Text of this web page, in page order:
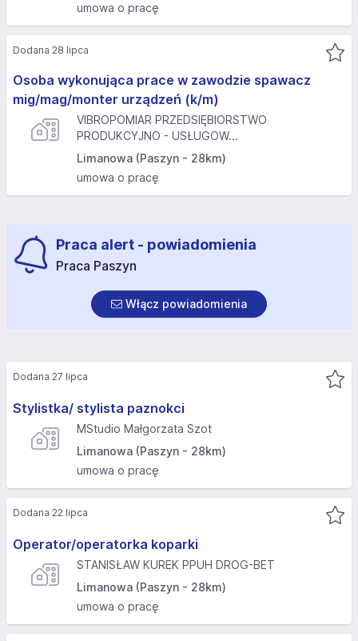
umowa o pracę
Osoba wykonująca prace w zawodzie spawacz
mig/mag/monter urządzeń (k/m)
VIBROPOMIAR PRZEDSIĘBIORSTWO
PRODUKCYJNO - USŁUGOW...
Limanowa (Paszyn - 28km)
umowa o pracę
Dodana 28 lipca
Praca alert - powiadomienia
Praca Paszyn
Włącz powiadomienia
Stylistka/ stylista paznokci
MStudio Małgorzata Szot
Limanowa (Paszyn - 28km)
umowa o pracę
Dodana 27 lipca
Operator/operatorka koparki
STANISŁAW KUREK PPUH DROG-BET
Limanowa (Paszyn - 28km)
umowa o pracę
Dodana 22 lipca